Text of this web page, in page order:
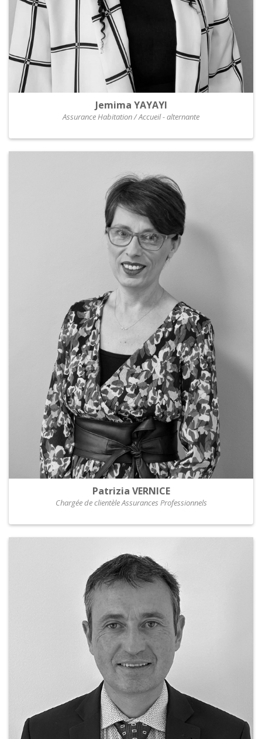
Jemima YAYAYI
Assurance Habitation / Accueil - alternante
Patrizia VERNICE
Chargée de clientèle Assurances Professionnels